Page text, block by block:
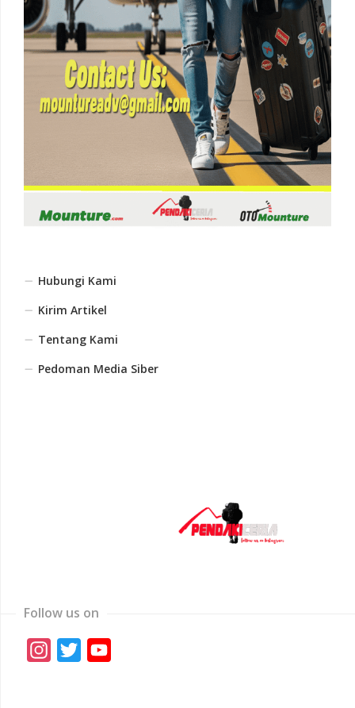
Hubungi Kami
Kirim Artikel
Tentang Kami
Pedoman Media Siber
Follow us on
Instagram
Twitter